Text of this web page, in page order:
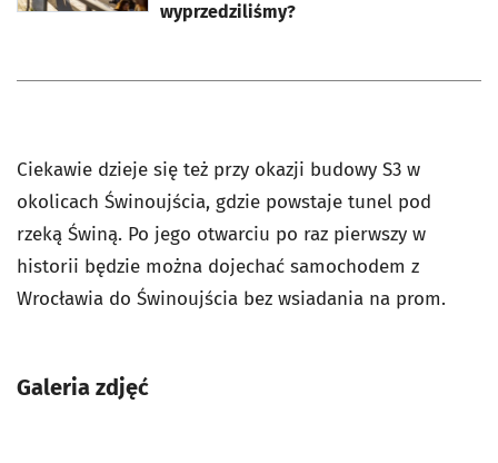
wyprzedziliśmy?
Ciekawie dzieje się też przy okazji budowy S3 w
okolicach Świnoujścia, gdzie powstaje tunel pod
rzeką Świną. Po jego otwarciu po raz pierwszy w
historii będzie można dojechać samochodem z
Wrocławia do Świnoujścia bez wsiadania na prom.
Galeria zdjęć